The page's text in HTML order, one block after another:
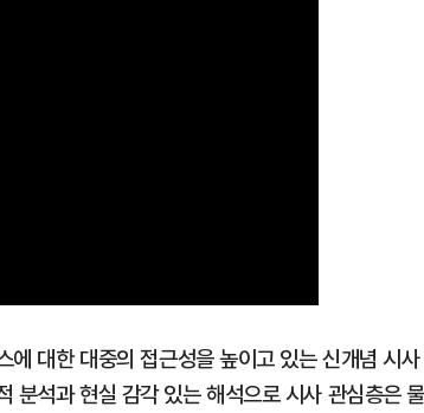
에 대한 대중의 접근성을 높이고 있는 신개념 시사
분석과 현실 감각 있는 해석으로 시사 관심층은